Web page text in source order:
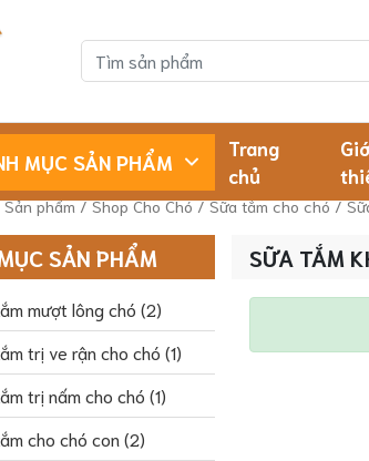
MỤC SẢN PHẨM
Trang
chủ
Sản phẩm/Shop Cho Chó/Sữa tắm cho chó/
SẢN PHẨM
mượt lông chó (2)
trị ve rận cho chó (1)
trị nấm cho chó (1)
cho chó con (2)
SỮA TẮM